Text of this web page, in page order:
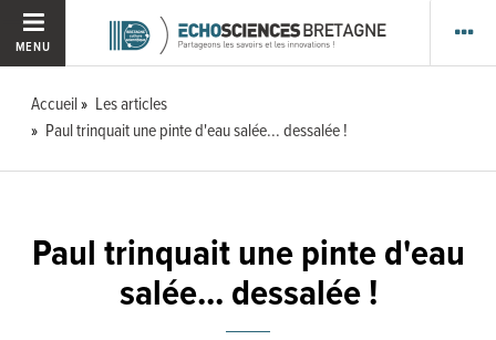
MENU
Accueil
Les articles
Paul trinquait une pinte d'eau salée... dessalée !
Paul trinquait une pinte d'eau
salée... dessalée !